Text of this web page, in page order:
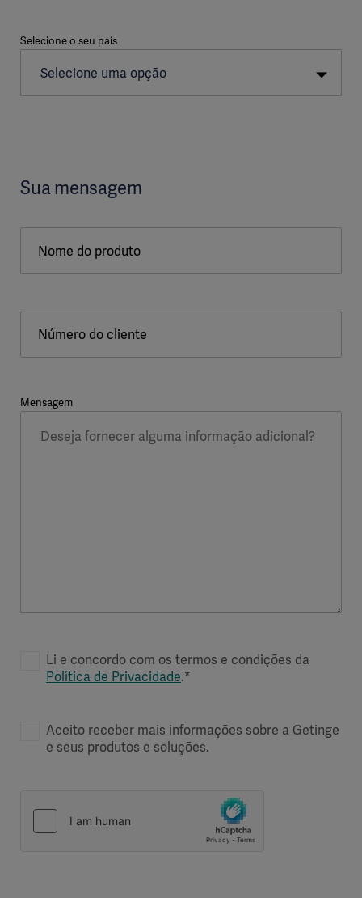
Selecione o seu país
Sua mensagem
Nome do produto
Número do cliente
Mensagem
Li e concordo com os termos e condições da
Política de Privacidade.*
Aceito receber mais informações sobre a Getinge
e seus produtos e soluções.